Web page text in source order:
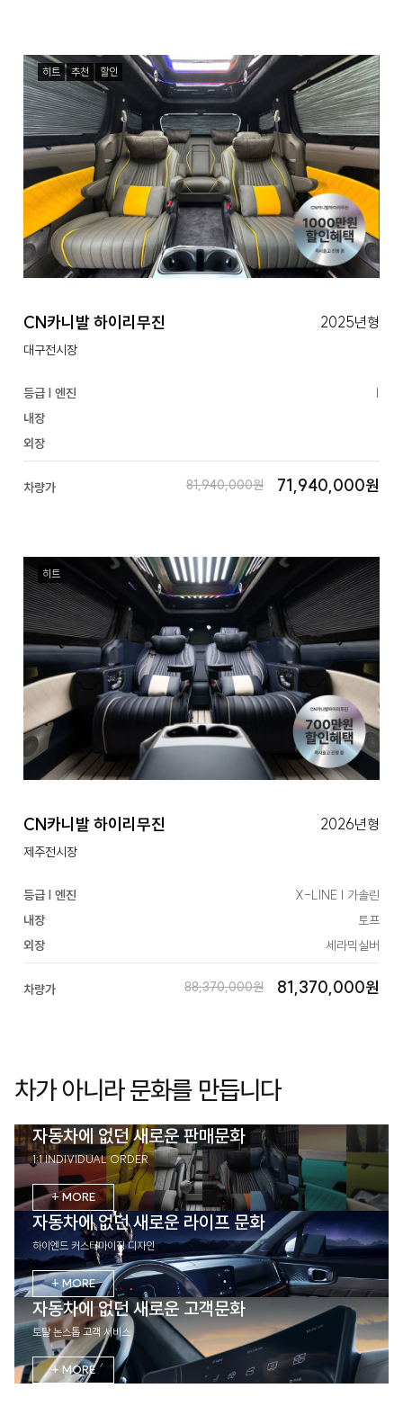
히트 추천 할인
CN카니발 하이리무진 2025년형
대구전시장
등급 | 엔진
|
내장
외장
차량가 81,940,000원 71,940,000원
히트
CN카니발 하이리무진 2026년형
제주전시장
등급 | 엔진
X-LINE | 가솔린
내장
토프
외장
세라믹실버
차량가 88,370,000원 81,370,000원
차가 아니라 문화를 만듭니다
자동차에 없던 새로운 판매문화
1:1 INDIVIDUAL ORDER
+ MORE
자동차에 없던 새로운 라이프 문화
하이엔드 커스터마이징 디자인
+ MORE
자동차에 없던 새로운 고객문화
토탈 논스톱 고객 서비스
+ MORE